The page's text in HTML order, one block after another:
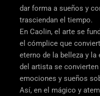
dar forma a sueños y
trasciendan el tiempo.
En Caolin, el arte se
el cómplice que
eterno de la belleza y la
del artista se
emociones y sueños
Así, en el mágico y